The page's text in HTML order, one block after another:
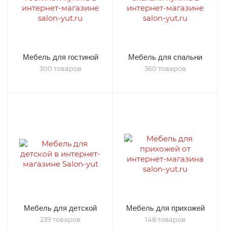
Мебель для гостиной
300 товаров
Мебель для спальни
360 товаров
Мебель для детской
239 товаров
Мебель для прихожей
148 товаров